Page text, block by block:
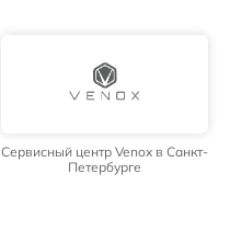
Сервисный центр Venox в Санкт-
Петербурге